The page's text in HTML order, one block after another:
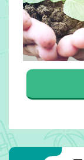
請
款
提
案